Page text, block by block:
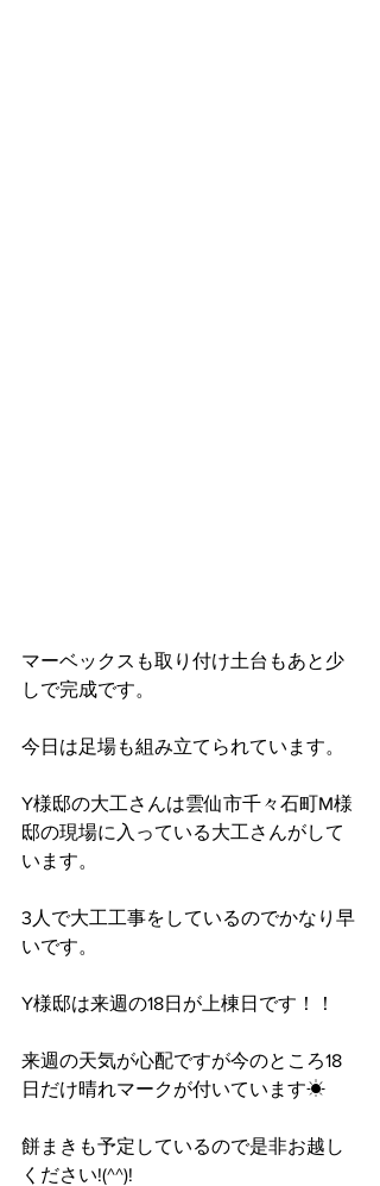
マーベックスも取り付け土台もあと少
しで完成です。
今日は足場も組み立てられています。
Y様邸の大工さんは雲仙市千々石町M様
邸の現場に入っている大工さんがして
います。
3人で大工工事をしているのでかなり早
いです。
Y様邸は来週の18日が上棟日です！！
来週の天気が心配ですが今のところ18
日だけ晴れマークが付いています☀
餅まきも予定しているので是非お越し
ください!(^^)!